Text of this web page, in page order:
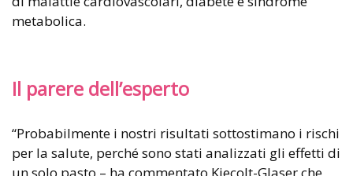
metabolica.
Il parere dell’esperto
“Probabilmente i nostri risultati sottostimano i rischi
per la salute, perché sono stati analizzati gli effetti di